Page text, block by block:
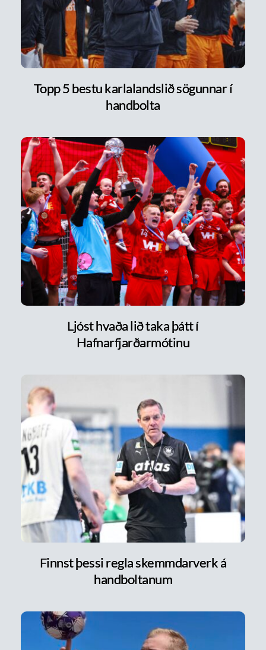
Topp 5 bestu karlalandslið sögunnar í
handbolta
Ljóst hvaða lið taka þátt í
Hafnarfjarðarmótinu
Finnst þessi regla skemmdarverk á
handboltanum